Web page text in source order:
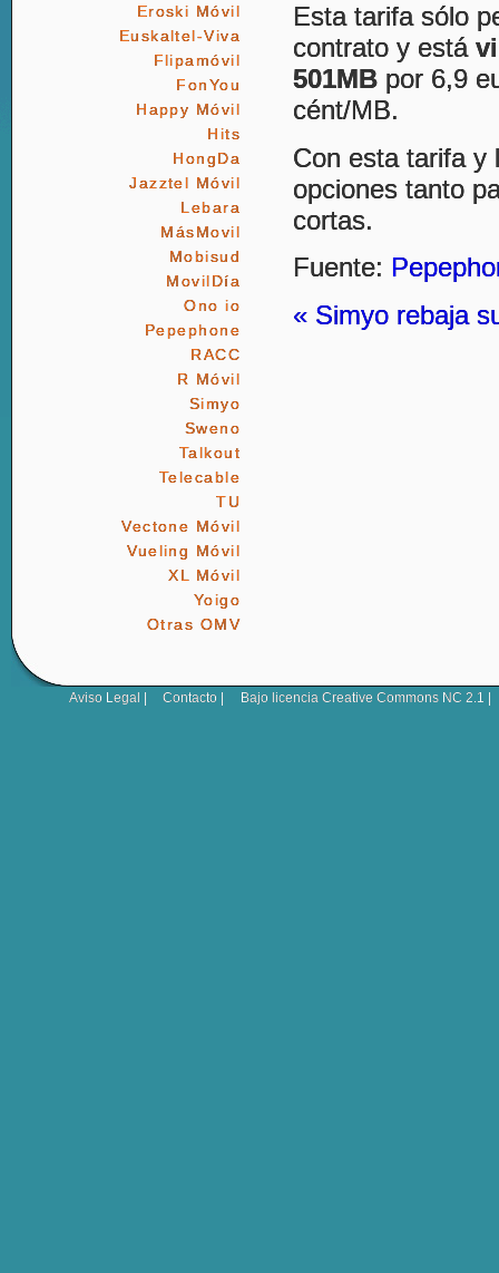
Eroski Móvil
Euskaltel-Viva
Flipamóvil
FonYou
Happy Móvil
Hits
HongDa
Jazztel Móvil
Lebara
MásMovil
Mobisud
MovilDía
Ono io
Pepephone
RACC
R Móvil
Simyo
Sweno
Talkout
Telecable
TU
Vectone Móvil
Vueling Móvil
XL Móvil
Yoigo
Otras OMV
Esta tarifa sólo
contrato y está
501MB por 6,9
cént/MB.
Con esta tarifa
opciones tanto
cortas.
Fuente:
« Simyo rebaja
Aviso Legal Contacto Bajo licencia Creative Commons NC 2.1